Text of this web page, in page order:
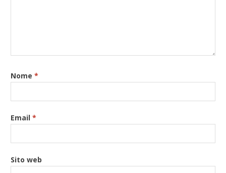
Nome*
Email*
Sito web